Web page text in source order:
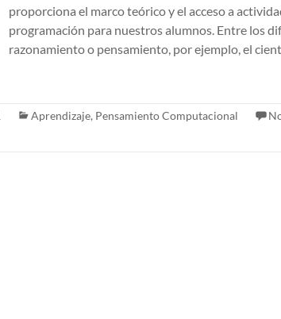
proporciona el marco teórico y el acceso a
programación para nuestros alumnos. Entre los
razonamiento o pensamiento, por ejemplo, el
Aprendizaje, Pensamiento Computacional